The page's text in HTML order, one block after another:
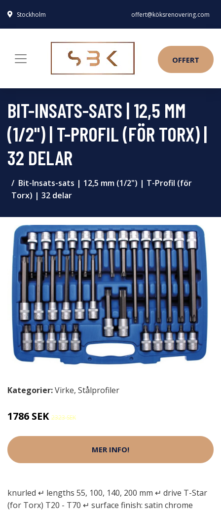
Stockholm offert@köksrenovering.com
OFFERT
BIT-INSATS-SATS | 12,5 MM
(1/2") | T-PROFIL (FÖR TORX) |
32 DELAR
Bit-Insats-sats | 12,5 mm (1/2") | T-Profil (för
Torx) | 32 delar
Kategorier:Virke, Stålprofiler
1786 SEK 2323 SEK
MER INFO!
knurled ↵ lengths 55, 100, 140, 200 mm ↵ drive T-Star
(for Torx) T20 - T70 ↵ surface finish: satin chrome